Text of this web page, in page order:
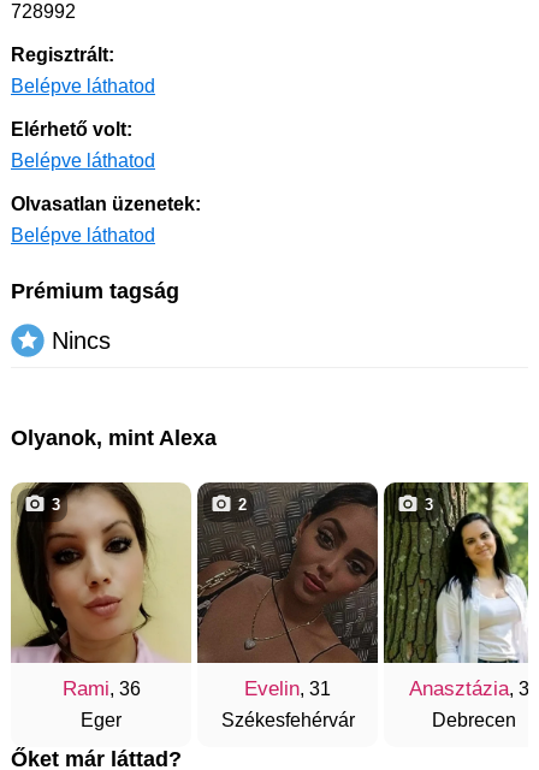
728992
Regisztrált:
Belépve láthatod
Elérhető volt:
Belépve láthatod
Olvasatlan üzenetek:
Belépve láthatod
Prémium tagság
Nincs
Olyanok, mint Alexa
Rami, 36
Eger
3
Evelin, 31
Székesfehérvár
2
Anasztázia, 31
Debrecen
3
Őket már láttad?